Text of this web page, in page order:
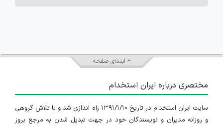
ابتدای صفحه
مختصری درباره ایران استخدام
سایت ایران استخدام در تاریخ ۱۳۹۱/۱/۱۰ راه اندازی شد و با تلاش گروهی
و روزانه مدیران و نویسندگان خود در جهت تبدیل شدن به مرجع بروز